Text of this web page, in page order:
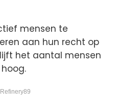
mensen te
aan hun recht op
het aantal mensen